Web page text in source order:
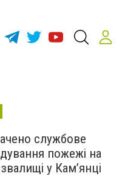
службове
пожежі на
у Кам’янці